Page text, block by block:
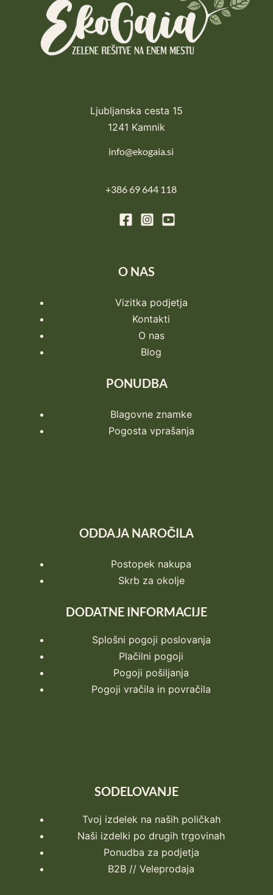
Ljubljanska cesta 15
1241 Kamnik
info@ekogaia.si
+386 69 644 118
O NAS
Vizitka podjetja
Kontakti
O nas
Blog
PONUDBA
Blagovne znamke
Pogosta vprašanja
ODDAJA NAROČILA
Postopek nakupa
Skrb za okolje
DODATNE INFORMACIJE
Splošni pogoji poslovanja
Plačilni pogoji
Pogoji pošiljanja
Pogoji vračila in povračila
SODELOVANJE
Tvoj izdelek na naših poličkah
Naši izdelki po drugih trgovinah
Ponudba za podjetja
B2B // Veleprodaja